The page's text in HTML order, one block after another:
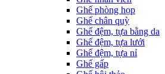
Ghế phòng họp
Ghế chân quỳ
Ghế đệm, tựa bằng da
Ghế đệm, tựa lưới
Ghế đệm, tựa nỉ
Ghế gấp